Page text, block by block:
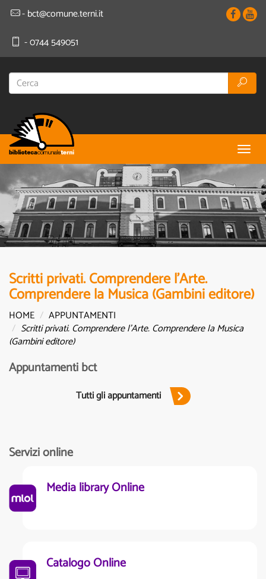
- bct@comune.terni.it
- 0744 549051
Scritti privati. Comprendere l'Arte.
Comprendere la Musica (Gambini editore)
HOME
APPUNTAMENTI
Scritti privati. Comprendere l'Arte. Comprendere la Musica
(Gambini editore)
Appuntamenti bct
Tutti gli appuntamenti
Servizi online
Media library Online
Catalogo Online